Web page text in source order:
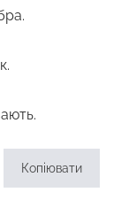
Копіювати